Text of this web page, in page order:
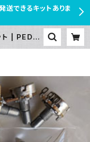
できるキットありま
| PEDAL